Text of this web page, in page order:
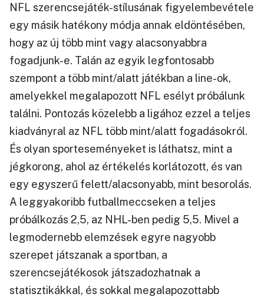
NFL szerencsejáték-stílusának figyelembevétele
egy másik hatékony módja annak eldöntésében,
hogy az új több mint vagy alacsonyabbra
fogadjunk-e. Talán az egyik legfontosabb
szempont a több mint/alatt játékban a line-ok,
amelyekkel megalapozott NFL esélyt próbálunk
találni. Pontozás közelebb a ligához ezzel a teljes
kiadványral az NFL több mint/alatt fogadásokról.
És olyan sporteseményeket is láthatsz, mint a
jégkorong, ahol az értékelés korlátozott, és van
egy egyszerű felett/alacsonyabb, mint besorolás.
A leggyakoribb futballmeccseken a teljes
próbálkozás 2,5, az NHL-ben pedig 5,5. Mivel a
legmodernebb elemzések egyre nagyobb
szerepet játszanak a sportban, a
szerencsejátékosok játszadozhatnak a
statisztikákkal, és sokkal megalapozottabb